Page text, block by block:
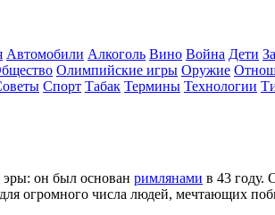
Автомобили Алкоголь Вино Война Дети
Олимпийские игры Оружие
Спорт Табак Термины Технологии
эры: он был основан римлянами в 43 году.
огромного числа людей, мечтающих